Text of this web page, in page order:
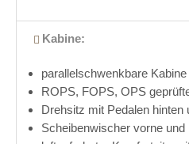
Kabine:
parallelschwenkbare Kabine
ROPS, FOPS, OPS
Drehsitz mit Pedalen hinten
Scheibenwischer vorne und